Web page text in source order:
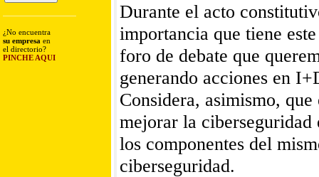
¿No encuentra
su empresa en
el directorio?
PINCHE AQUI
Durante el acto
importancia que tiene
foro de debate que
generando acciones en
Considera, asimismo,
mejorar la ciberseguridad
los componentes del
ciberseguridad.